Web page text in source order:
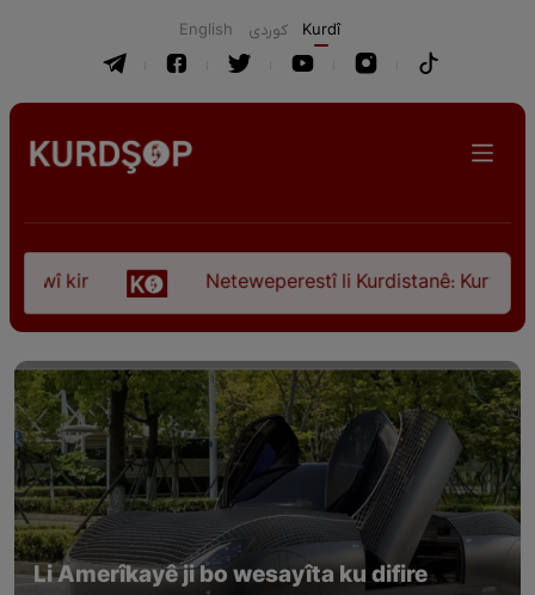
English كوردی Kurdî
kir Neteweperestî li Kurdistanê: Kurteya
Li Amerîkayê ji bo wesayîta ku difire